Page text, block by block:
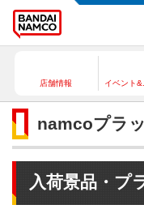
店舗情報 イベント&
namcoプラ
入荷景品・プ